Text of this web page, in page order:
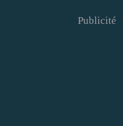
Publicité